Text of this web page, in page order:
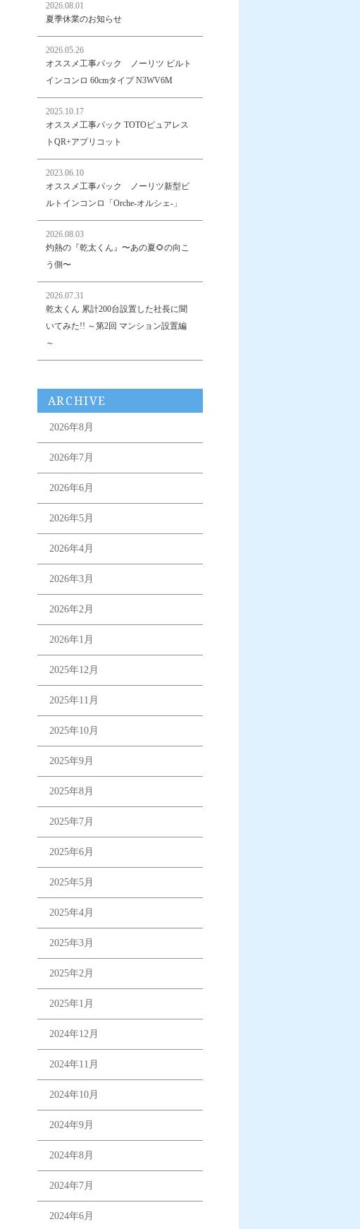
2026.08.01
夏季休業のお知らせ
2026.05.26
オススメ工事パック ノーリツ ビルト
インコンロ 60cmタイプ N3WV6M
2025.10.17
オススメ工事パック TOTOピュアレス
トQR+アプリコット
2023.06.10
オススメ工事パック ノーリツ新型ビ
ルトインコンロ「Orche-オルシェ-」
2026.08.03
灼熱の『乾太くん』〜あの夏🌻の向こ
う側〜
2026.07.31
乾太くん 累計200台設置した社長に聞
いてみた!! ～第2回 マンション設置編
～
ARCHIVE
2026年8月
2026年7月
2026年6月
2026年5月
2026年4月
2026年3月
2026年2月
2026年1月
2025年12月
2025年11月
2025年10月
2025年9月
2025年8月
2025年7月
2025年6月
2025年5月
2025年4月
2025年3月
2025年2月
2025年1月
2024年12月
2024年11月
2024年10月
2024年9月
2024年8月
2024年7月
2024年6月